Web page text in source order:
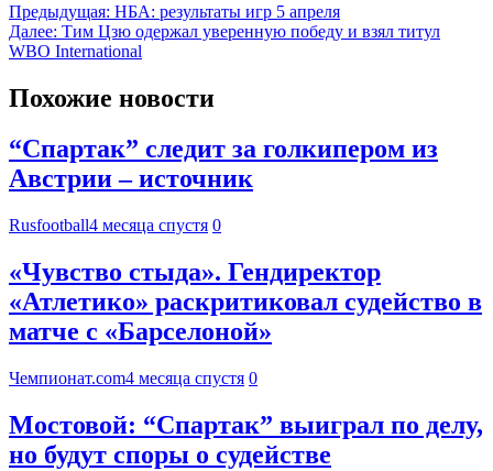
Предыдущая: НБА: результаты игр 5 апреля
Далее: Тим Цзю одержал уверенную победу и взял титул
WBO International
Похожие новости
“Спартак” следит за голкипером из
Австрии – источник
Rusfootball4 месяца спустя 0
«Чувство стыда». Гендиректор
«Атлетико» раскритиковал судейство в
матче с «Барселоной»
Чемпионат.com4 месяца спустя 0
Мостовой: “Спартак” выиграл по делу,
но будут споры о судействе